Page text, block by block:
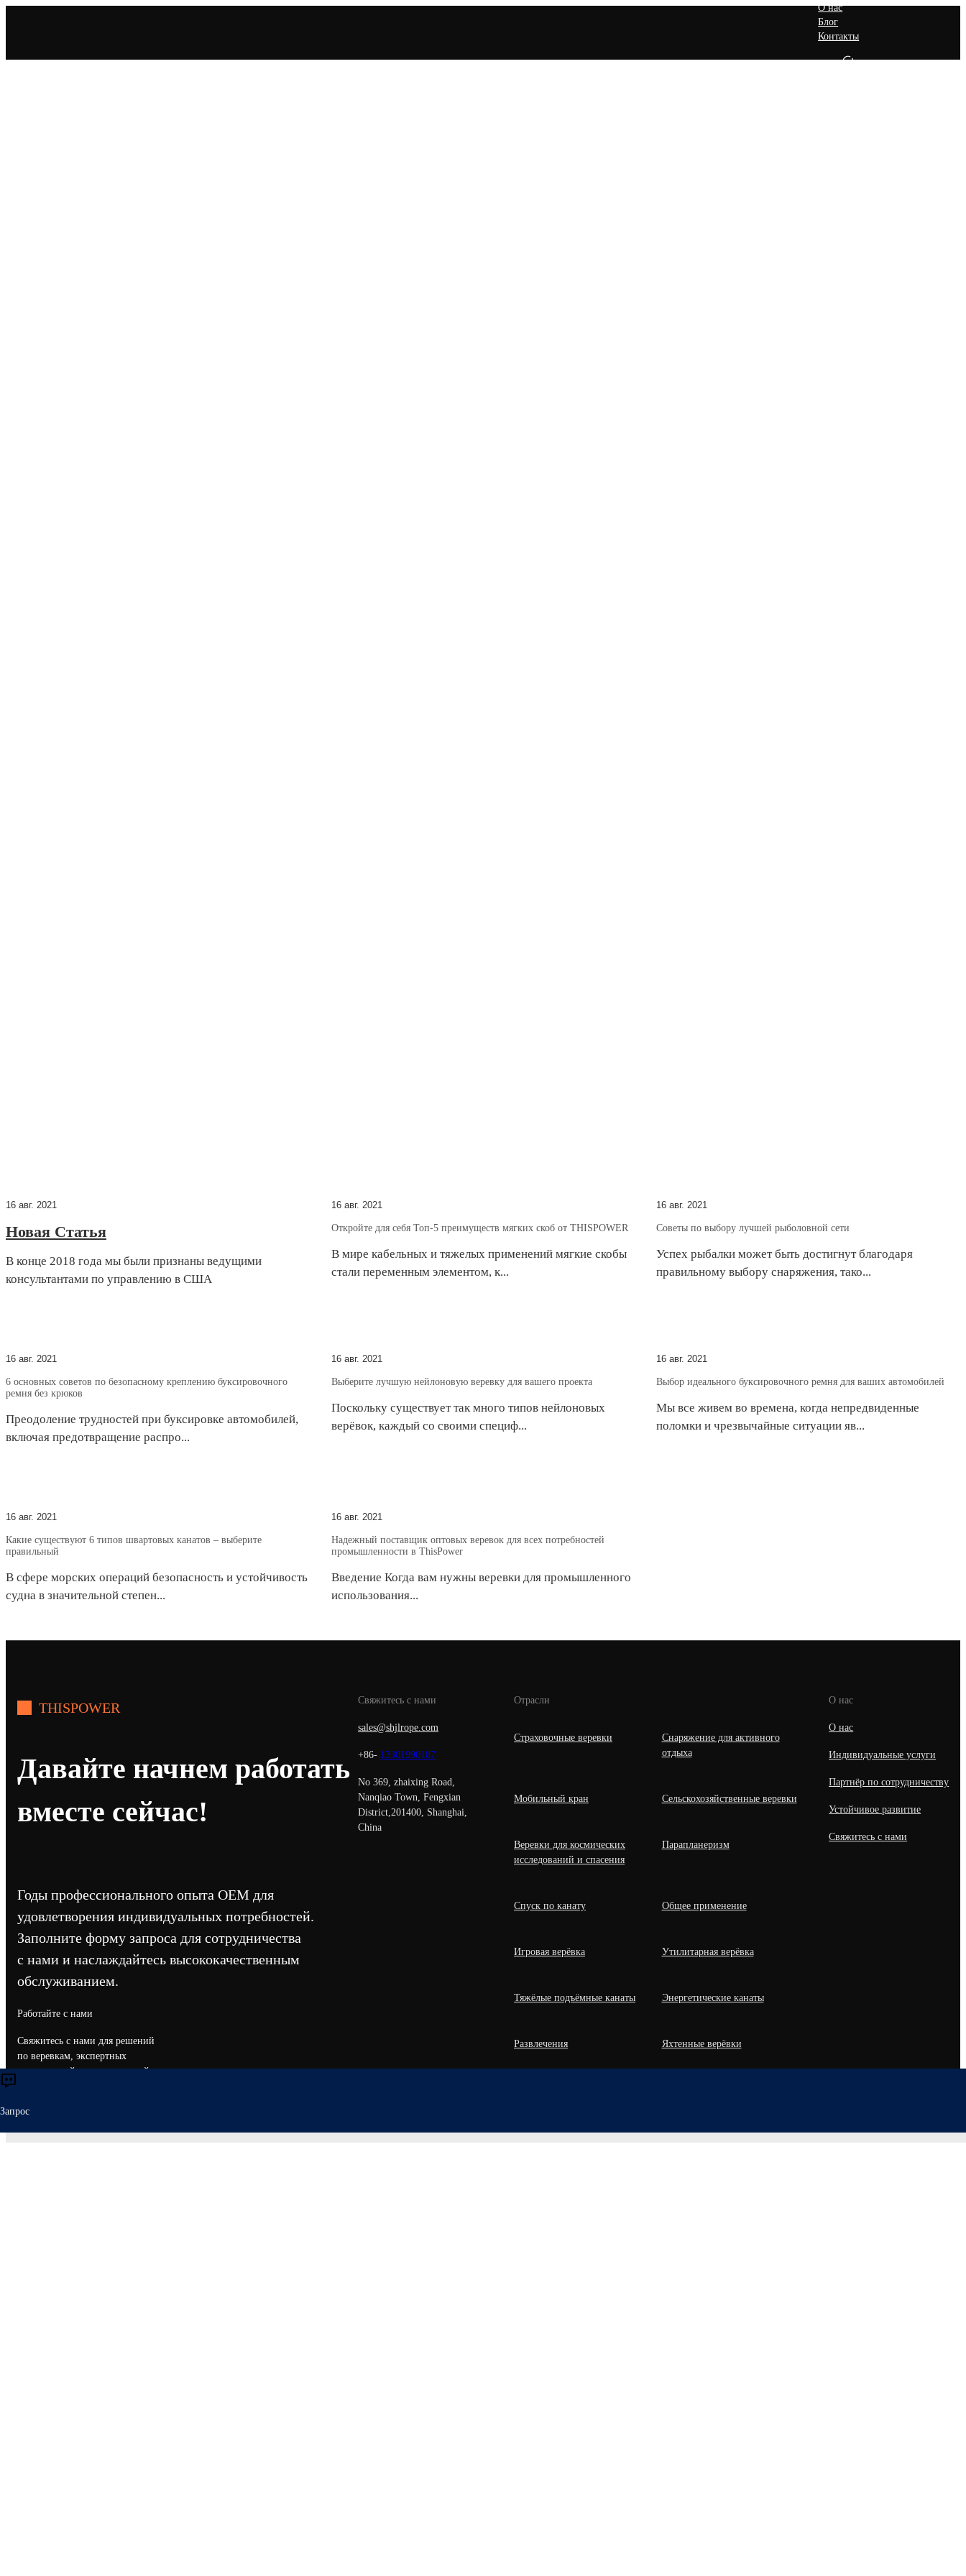
О нас
Блог
Контакты
16 авг. 2021
Новая Статья
В конце 2018 года мы были признаны ведущими
консультантами по управлению в США
16 авг. 2021
Откройте для себя Топ-5 преимуществ мягких скоб от THISPOWER
В мире кабельных и тяжелых применений мягкие скобы
стали переменным элементом, к...
16 авг. 2021
Советы по выбору лучшей рыболовной сети
Успех рыбалки может быть достигнут благодаря
правильному выбору снаряжения, тако...
16 авг. 2021
6 основных советов по безопасному креплению буксировочного
ремня без крюков
Преодоление трудностей при буксировке автомобилей,
включая предотвращение распро...
16 авг. 2021
Выберите лучшую нейлоновую веревку для вашего проекта
Поскольку существует так много типов нейлоновых
верёвок, каждый со своими специф...
16 авг. 2021
Выбор идеального буксировочного ремня для ваших автомобилей
Мы все живем во времена, когда непредвиденные
поломки и чрезвычайные ситуации яв...
16 авг. 2021
Какие существуют 6 типов швартовых канатов – выберите
правильный
В сфере морских операций безопасность и устойчивость
судна в значительной степен...
16 авг. 2021
Надежный поставщик оптовых веревок для всех потребностей
промышленности в ThisPower
Введение Когда вам нужны веревки для промышленного
использования...
THISPOWER
Давайте начнем работать
вместе сейчас!
Годы профессионального опыта OEM для
удовлетворения индивидуальных потребностей.
Заполните форму запроса для сотрудничества
с нами и наслаждайтесь высококачественным
обслуживанием.
Работайте с нами
Свяжитесь с нами для решений
по веревкам, экспертных
консультаций и возможностей
Свяжитесь с нами
sales@shjlrope.com
+86- 13301990187
No 369, zhaixing Road,
Nanqiao Town, Fengxian
District,201400, Shanghai,
China
Отрасли
Страховочные веревки
Снаряжение для активного
отдыха
Мобильный кран Сельскохозяйственные веревки
Веревки для космических
исследований и спасения
Парапланеризм
Спуск по канату Общее применение
Игровая верёвка Утилитарная верёвка
Тяжёлые подъёмные канаты Энергетические канаты
Развлечения Яхтенные верёвки
Внедорожная верёвка Горное дело
О нас
О нас
Индивидуальные услуги
Партнёр по сотрудничеству
Устойчивое развитие
Свяжитесь с нами
Запрос